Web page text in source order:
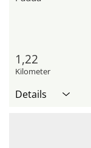
1,22
Kilometer
Details